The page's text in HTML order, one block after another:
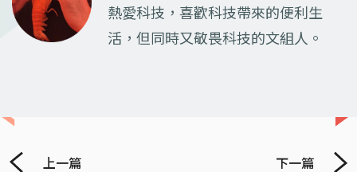
熱愛科技，喜歡科技帶來的便利生
活，但同時又敬畏科技的文組人。
上一篇 下一篇